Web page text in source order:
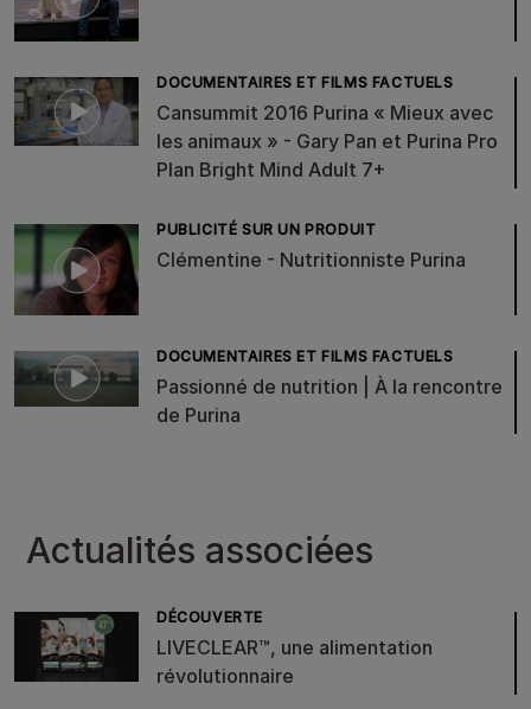
DOCUMENTAIRES ET FILMS FACTUELS
Cansummit 2016 Purina « Mieux avec
les animaux » - Gary Pan et Purina Pro
Plan Bright Mind Adult 7+
PUBLICITÉ SUR UN PRODUIT
Clémentine - Nutritionniste Purina
DOCUMENTAIRES ET FILMS FACTUELS
Passionné de nutrition | À la rencontre
de Purina
Actualités associées
DÉCOUVERTE
LIVECLEAR™, une alimentation
révolutionnaire